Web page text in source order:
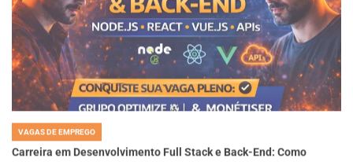
VAGAS DE EMPREGO
Carreira em Desenvolvimento Full Stack e Back-End: Como
Dominar Node.js, React e APIs para Conquistar Vagas Pleno em